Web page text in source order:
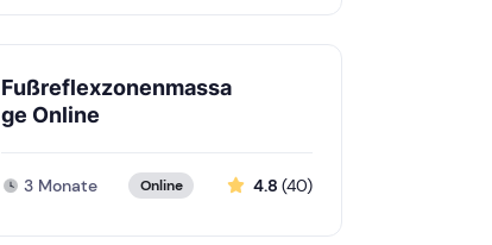
Fußreflexzonenmassa
ge Online
3 Monate Online 4.8 (40)